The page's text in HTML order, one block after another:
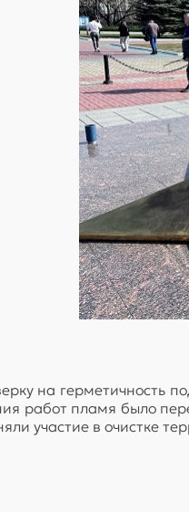
на герметичность
работ пламя было
участие в очистке